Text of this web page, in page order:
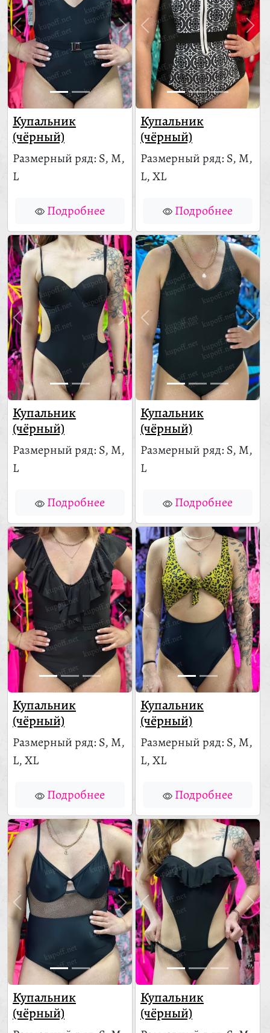
Купальник
(чёрный)
Размерный ряд: S, M,
L
Подробнее
Купальник
(чёрный)
Размерный ряд: S, M,
L, XL
Подробнее
Купальник
(чёрный)
Размерный ряд: S, M,
L
Подробнее
Купальник
(чёрный)
Размерный ряд: S, M,
L
Подробнее
Купальник
(чёрный)
Размерный ряд: S, M,
L, XL
Подробнее
Купальник
(чёрный)
Размерный ряд: S, M,
L, XL
Подробнее
Купальник
(чёрный)
Купальник
(чёрный)